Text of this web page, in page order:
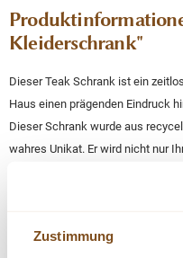
Zustimmung
Kleiderschrank"
Dieser Teak Schrank ist ein
Haus einen prägenden Eindruck
Dieser Schrank wurde aus
wahres Unikat. Er wird nicht nur
Schubladen.